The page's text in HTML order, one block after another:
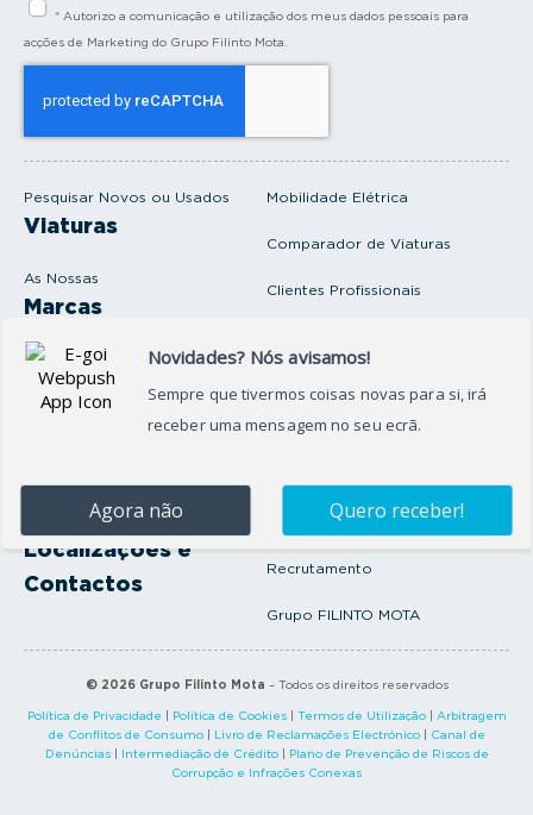
Pesquisar Novos ou Usados
Viaturas
As Nossas
Marcas
Produtos e serviços
Oficina
Onde Estamos
Localizações e
Contactos
Mobilidade Elétrica
Comparador de Viaturas
Clientes Profissionais
Seguros Protector
Artigos e Notícias
Recrutamento
Grupo FILINTO MOTA
* Autorizo a comunicação e utilização dos meus dados pessoais para
acções de Marketing do Grupo Filinto Mota.
© 2026Grupo Filinto Mota – Todos os direitos reservados
Política de Privacidade Política de Cookies| Termos de Utilização|
Arbitragem
de Conflitos de Consumo| Livro de Reclamações Electrónico|
Canal de
Denúncias| Intermediação de Crédito|
Plano de Prevenção de Riscos de
Corrupção e Infrações Conexas